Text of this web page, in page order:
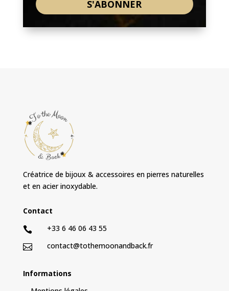
S'ABONNER
Créatrice de bijoux & accessoires en pierres naturelles
et en acier inoxydable.
Contact
 +33 6 46 06 43 55
 contact@tothemoonandback.fr
Informations